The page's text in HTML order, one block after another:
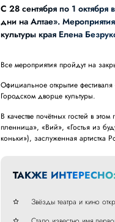
С 28 сентября по 1
дни на Алтае».
культуры края Елена
Все мероприятия пройдут на
Официальное открытие
Городском дворце культуры.
В качестве почётных гостей в
пленница», «Вий», «Гостья из
коньки»), заслуженная артистка
ТАКЖЕ ИНТЕРЕСНО:
Звёзды театра и кино